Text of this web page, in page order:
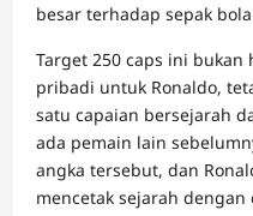
besar terhadap sepak
Target 250 caps ini bukan
pribadi untuk Ronaldo,
satu capaian bersejarah
ada pemain lain
angka tersebut, dan
mencetak sejarah dengan